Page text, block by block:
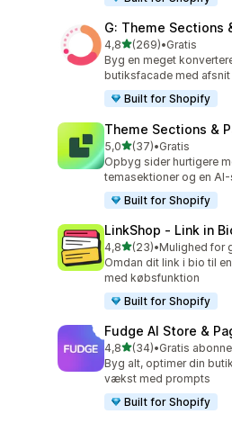
G: Theme Sections
4,8ud af 5 stjerner
(269)
269 anmeldelser i alt
•Gratis
Byg en meget
butiksfacade med
Built for Shopify
Theme Sections &
5,0ud af 5 stjerner
(37)
37 anmeldelser i alt
•Gratis
Opbyg sider hurtigere
temasektioner og en
Built for Shopify
LinkShop ‑ Link in
4,8ud af 5 stjerner
(23)
23 anmeldelser i alt
•
Omdan dit link i bio til
med købsfunktion
Built for Shopify
Fudge AI Store &
4,8ud af 5 stjerner
(34)
34 anmeldelser i alt
•
Byg alt, optimer din
vækst med prompts
Built for Shopify